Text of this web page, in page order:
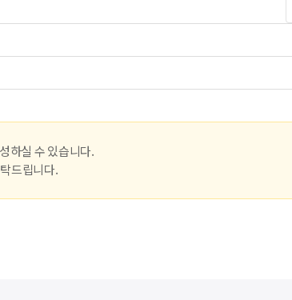
하실 수 있습니다.
드립니다.